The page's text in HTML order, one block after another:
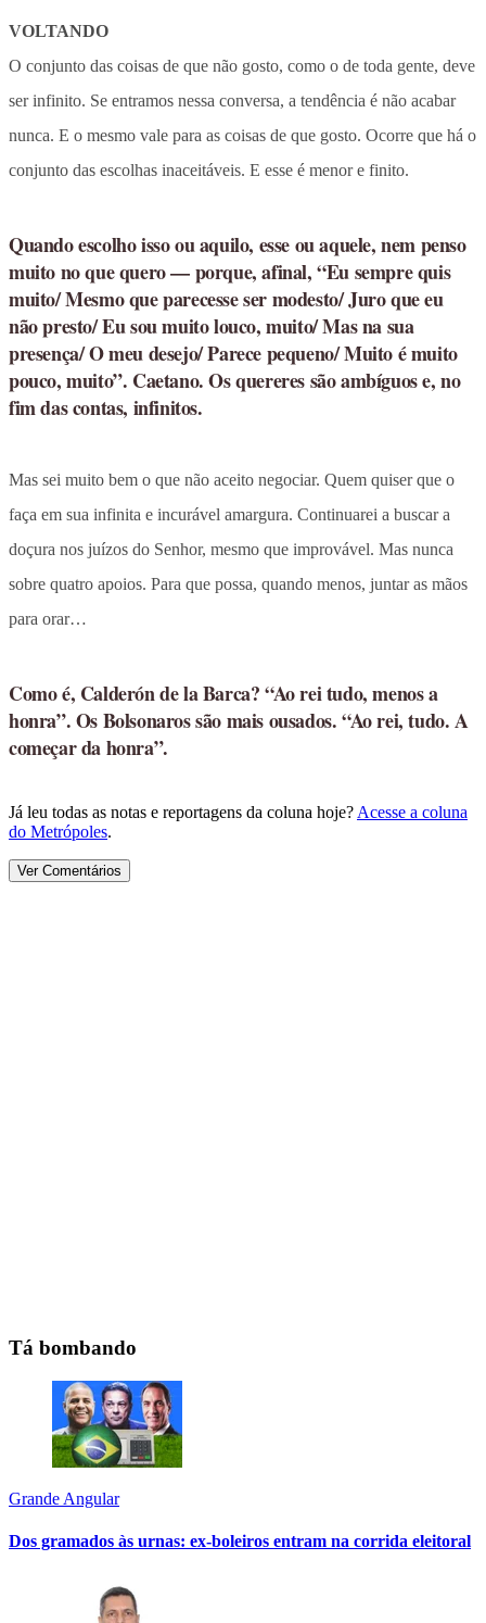
VOLTANDO
O conjunto das coisas de que não gosto, como o de toda gente, deve
ser infinito. Se entramos nessa conversa, a tendência é não acabar
nunca. E o mesmo vale para as coisas de que gosto. Ocorre que há o
conjunto das escolhas inaceitáveis. E esse é menor e finito.
Quando escolho isso ou aquilo, esse ou aquele, nem penso
muito no que quero — porque, afinal, “Eu sempre quis
muito/ Mesmo que parecesse ser modesto/ Juro que eu
não presto/ Eu sou muito louco, muito/ Mas na sua
presença/ O meu desejo/ Parece pequeno/ Muito é muito
pouco, muito”. Caetano. Os quereres são ambíguos e, no
fim das contas, infinitos.
Mas sei muito bem o que não aceito negociar. Quem quiser que o
faça em sua infinita e incurável amargura. Continuarei a buscar a
doçura nos juízos do Senhor, mesmo que improvável. Mas nunca
sobre quatro apoios. Para que possa, quando menos, juntar as mãos
para orar…
Como é, Calderón de la Barca? “Ao rei tudo, menos a
honra”. Os Bolsonaros são mais ousados. “Ao rei, tudo. A
começar da honra”.
Já leu todas as notas e reportagens da coluna hoje? Acesse a coluna
do Metrópoles.
Ver Comentários
Tá bombando
Grande Angular
Dos gramados às urnas: ex-boleiros entram na corrida eleitoral